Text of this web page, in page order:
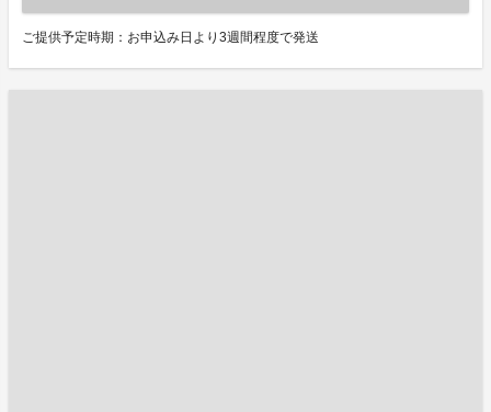
ご提供予定時期：お申込み日より3週間程度で発送